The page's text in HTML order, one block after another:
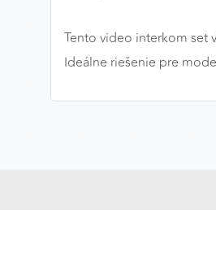
Tento video interkom set
Ideálne riešenie pre